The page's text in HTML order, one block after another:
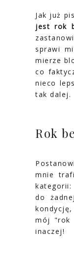
Jak już
jest rok
sprawi
mierze
co
nieco
tak dalej.
Rok
mnie
kategorii:
do
mój "rok
inaczej!